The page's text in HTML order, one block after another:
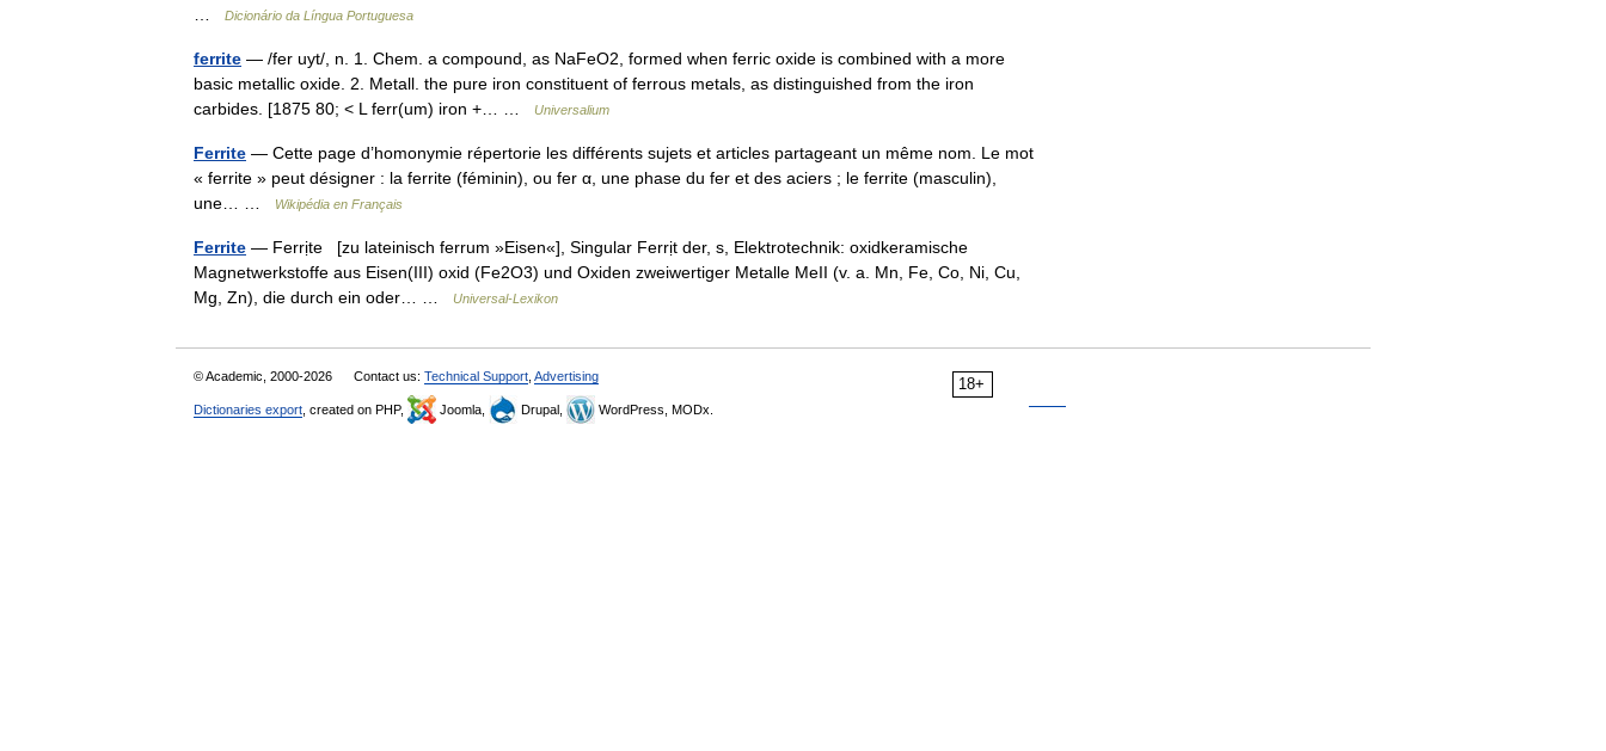
Dicionário da Língua Portuguesa
ferrite — /fer uyt/, n. 1. Chem. a compound, as NaFeO2, formed when ferric oxide is combined with a more
basic metallic oxide. 2. Metall. the pure iron constituent of ferrous metals, as distinguished from the iron
carbides. [1875 80; < L ferr(um) iron +… …
Universalium
Ferrite — Cette page d’homonymie répertorie les différents sujets et articles partageant un même nom. Le mot
« ferrite » peut désigner : la ferrite (féminin), ou fer α, une phase du fer et des aciers ; le ferrite (masculin),
une… …
Wikipédia en Français
Ferrite — Ferrịte [zu lateinisch ferrum »Eisen«], Singular Ferrịt der, s, Elektrotechnik: oxidkeramische
Magnetwerkstoffe aus Eisen(III) oxid (Fe2O3) und Oxiden zweiwertiger Metalle MeII (v. a. Mn, Fe, Co, Ni, Cu,
Mg, Zn), die durch ein oder… …
Universal-Lexikon
18+
© Academic, 2000-2026 Contact us: Technical Support Advertising
Dictionaries export , created on PHP, Joomla, Drupal, WordPress, MODx.